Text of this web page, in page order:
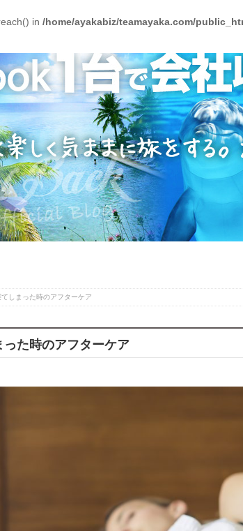
in /home/ayakabiz/teamayaka.com/
しまった時のアフターケア
た時のアフターケア